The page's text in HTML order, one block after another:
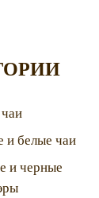
и белые чаи
и черные